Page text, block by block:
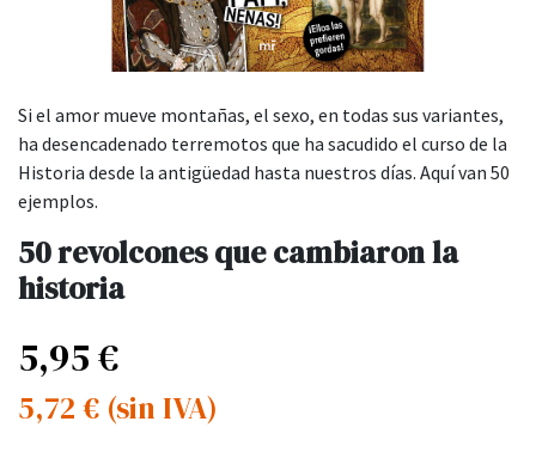
Si el amor mueve montañas, el sexo, en todas sus variantes,
ha desencadenado terremotos que ha sacudido el curso de la
Historia desde la antigüedad hasta nuestros días. Aquí van 50
ejemplos.
50 revolcones que cambiaron la
historia
5,95€
5,72 € (sin IVA)